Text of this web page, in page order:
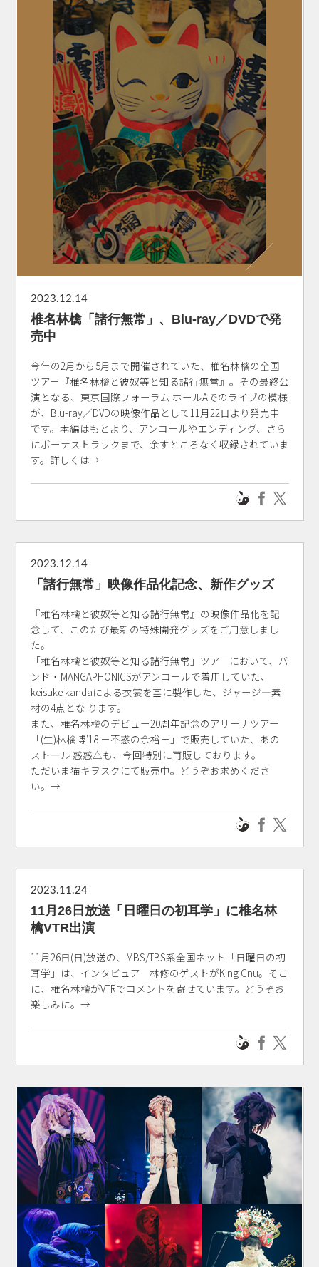
2023.12.14
椎名林檎「諸行無常」、Blu-ray／DVDで発
売中
今年の2月から5月まで開催されていた、椎名林檎の全国
ツアー『椎名林檎と彼奴等と知る諸行無常』。その最終公
演となる、東京国際フォーラム ホールAでのライブの模様
が、Blu-ray／DVDの映像作品として11月22日より発売中
です。本編はもとより、アンコールやエンディング、さら
にボーナストラックまで、余すところなく収録されていま
す。詳しくは→
2023.12.14
「諸行無常」映像作品化記念、新作グッズ
『椎名林檎と彼奴等と知る諸行無常』の映像作品化を記
念して、このたび最新の特殊開発グッズをご用意しまし
た。
「椎名林檎と彼奴等と知る諸行無常」ツアーにおいて、バ
ンド・MANGAPHONICSがアンコールで着用していた、
keisuke kandaによる衣裳を基に製作した、ジャージ―素
材の4点とな ります。
また、椎名林檎のデビュー20周年記念のアリーナツアー
「(生)林檎博'18 －不惑の余裕－」で販売していた、あの
スト―ル 惑惑△も、今回特別に再販しております。
ただいま猫キヲスクにて販売中。どうぞお求めくださ
い。→
2023.11.24
11月26日放送「日曜日の初耳学」に椎名林
檎VTR出演
11月26日(日)放送の、MBS/TBS系全国ネット「日曜日の初
耳学」は、インタビュアー林修のゲストがKing Gnu。そこ
に、椎名林檎がVTRでコメントを寄せています。どうぞお
楽しみに。→